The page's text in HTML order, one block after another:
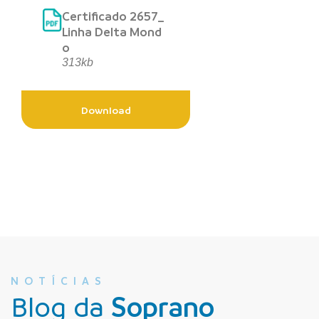
Certificado 2657_
Linha Delta Mond
o
313kb
Download
NOTÍCIAS
Blog da Soprano